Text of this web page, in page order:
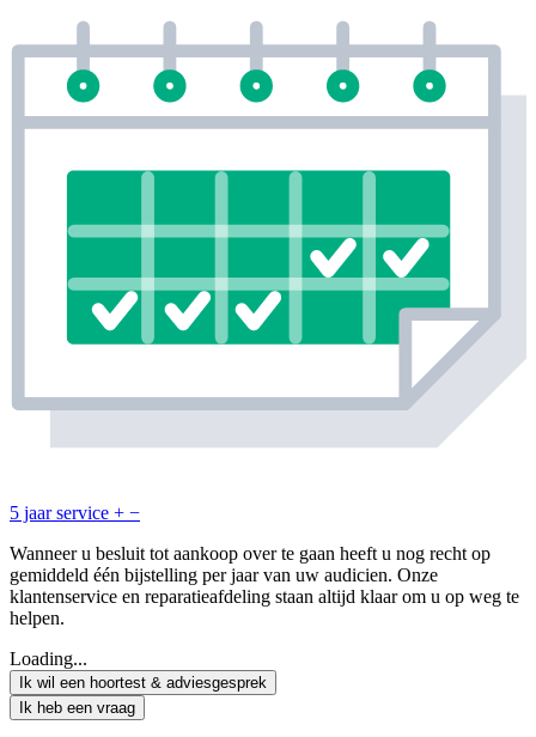
5 jaar service + −
Wanneer u besluit tot aankoop over te gaan heeft u nog recht op
gemiddeld één bijstelling per jaar van uw audicien. Onze
klantenservice en reparatieafdeling staan altijd klaar om u op weg te
helpen.
Loading...
Ik wil een hoortest & adviesgesprek
Ik heb een vraag